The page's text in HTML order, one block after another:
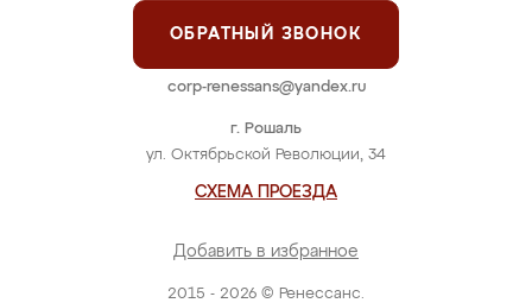
2015 - 2026 © Ренессанс.
г. Рошаль
ул. Октябрьской Революции, 34
СХЕМА ПРОЕЗДА
Добавить в избранное
ОБРАТНЫЙ ЗВОНОК
corp-renessans@yandex.ru